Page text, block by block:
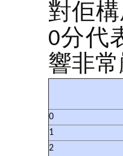
對佢
0分代
響非
0
1
2